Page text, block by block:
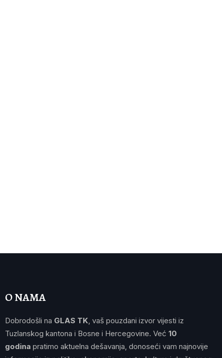
O NAMA
Dobrodošli na GLAS TK , vaš pouzdani izvor vijesti iz
Tuzlanskog kantona i Bosne i Hercegovine. Već 10
godina pratimo aktuelna dešavanja, donoseći vam najnovije